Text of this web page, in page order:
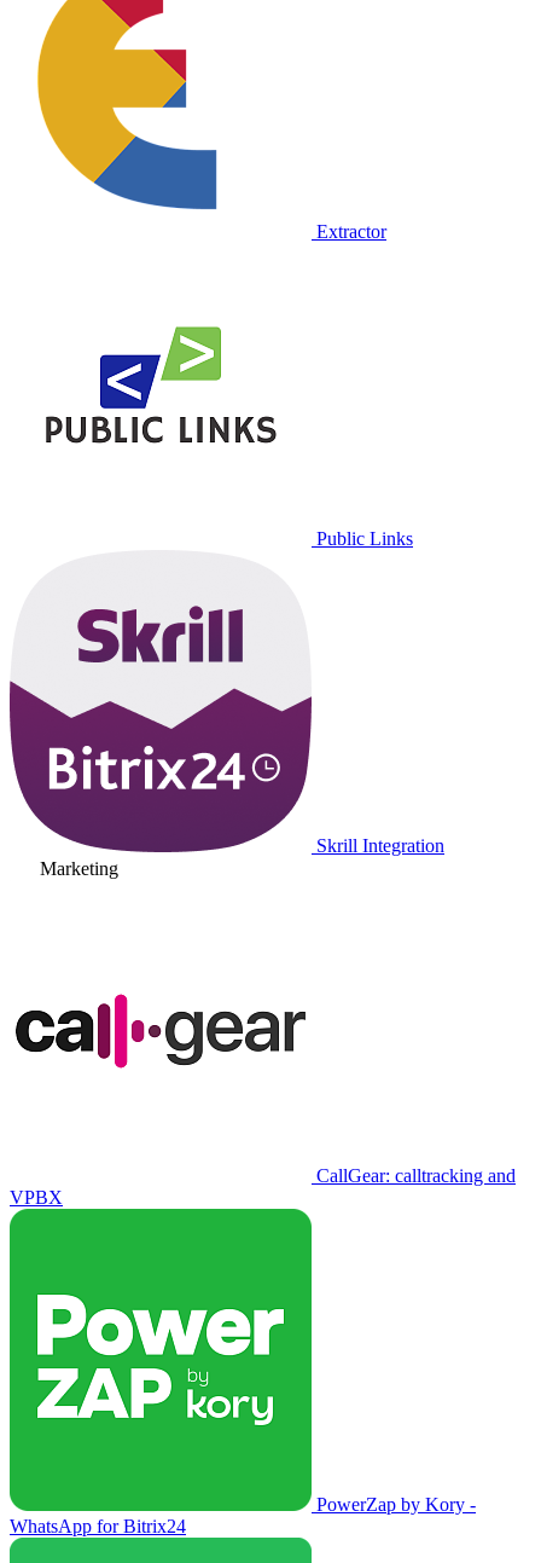
Extractor
Public Links
Skrill Integration
Marketing
CallGear: calltracking and
VPBX
PowerZap by Kory -
WhatsApp for Bitrix24